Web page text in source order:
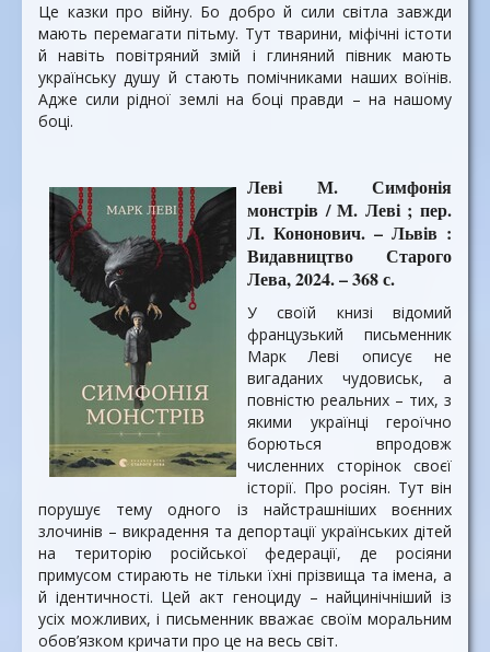
Це казки про війну. Бо добро й сили світла завжди
мають перемагати пітьму. Тут тварини, міфічні істоти
й навіть повітряний змій і глиняний півник мають
українську душу й стають помічниками наших воїнів.
Адже сили рідної землі на боці правди – на нашому
боці.
Леві М. Симфонія
монстрів / М. Леві ; пер.
Л. Кононович. – Львів :
Видавництво Старого
Лева, 2024. – 368 с.
У своїй книзі відомий
французький письменник
Марк Леві описує не
вигаданих чудовиськ, а
повністю реальних – тих, з
якими українці героїчно
борються впродовж
численних сторінок своєї
історії. Про росіян. Тут він
порушує тему одного із найстрашніших воєнних
злочинів – викрадення та депортації українських дітей
на територію російської федерації, де росіяни
примусом стирають не тільки їхні прізвища та імена, а
й ідентичності. Цей акт геноциду – найцинічніший із
усіх можливих, і письменник вважає своїм моральним
обов’язком кричати про це на весь світ.